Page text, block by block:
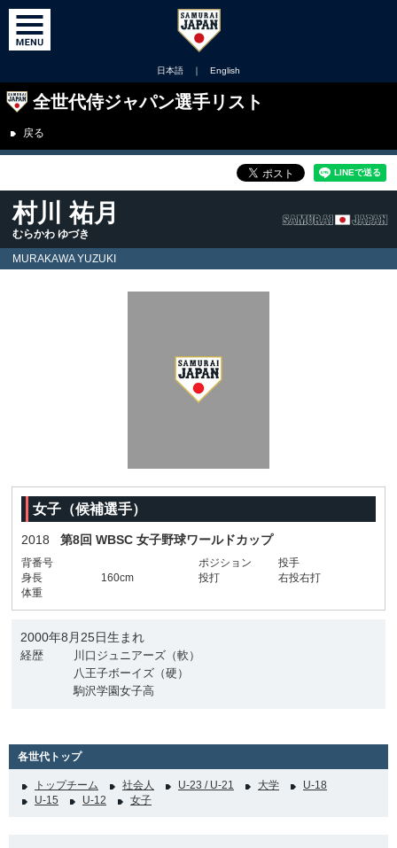
日本語 ｜ English
全世代侍ジャパン選手リスト
戻る
村川 祐月
むらかわ ゆづき
MURAKAWA YUZUKI
女子（候補選手）
2018 第8回 WBSC 女子野球ワールドカップ
背番号 ポジション
投手
身長
160cm 投打
右投右打
体重
2000年8月25日生まれ
経歴
川口ジュニアーズ（軟）
八王子ボーイズ（硬）
駒沢学園女子高
各世代トップ
トップチーム 社会人 U-23 / U-21 大学
U-18
U-15
U-12 女子